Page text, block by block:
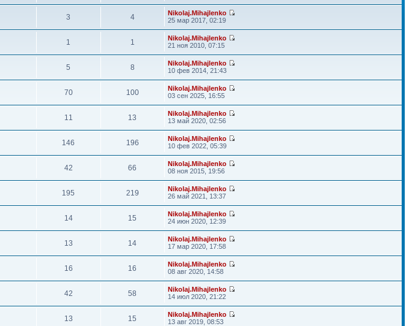
3 4
Nikolaj.Mihajlenko
25 мар 2017, 02:19
1 1
Nikolaj.Mihajlenko
21 ноя 2010, 07:15
5 8
Nikolaj.Mihajlenko
10 фев 2014, 21:43
70 100
Nikolaj.Mihajlenko
03 сен 2025, 16:55
11 13
Nikolaj.Mihajlenko
13 май 2020, 02:56
146 196
Nikolaj.Mihajlenko
10 фев 2022, 05:39
42 66
Nikolaj.Mihajlenko
08 ноя 2015, 19:56
195 219
Nikolaj.Mihajlenko
26 май 2021, 13:37
14 15
Nikolaj.Mihajlenko
24 июн 2020, 12:39
13 14
Nikolaj.Mihajlenko
17 мар 2020, 17:58
16 16
Nikolaj.Mihajlenko
08 авг 2020, 14:58
42 58
Nikolaj.Mihajlenko
14 июл 2020, 21:22
13 15
Nikolaj.Mihajlenko
13 авг 2019, 08:53